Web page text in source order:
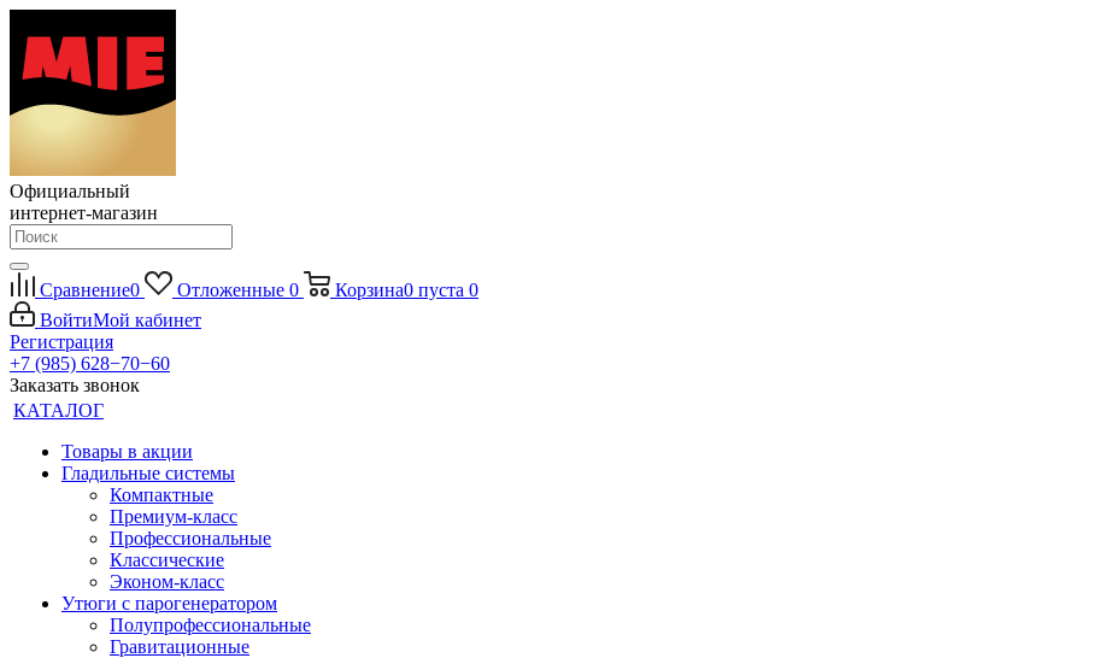
Официальный
интернет-магазин
Сравнение0 Отложенные 0 Корзина0 пуста 0
ВойтиМой кабинет
Регистрация
+7 (985) 628−70−60
Заказать звонок
КАТАЛОГ
Товары в акции
Гладильные системы
Компактные
Премиум-класс
Профессиональные
Классические
Эконом-класс
Утюги с парогенератором
Полупрофессиональные
Гравитационные